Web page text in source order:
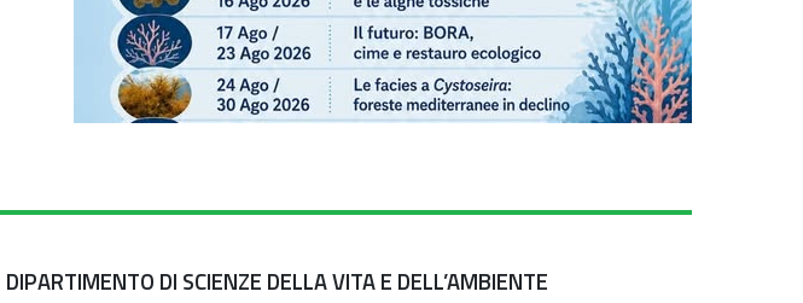
DIPARTIMENTO DI SCIENZE DELLA VITA E DELL’AMBIENTE